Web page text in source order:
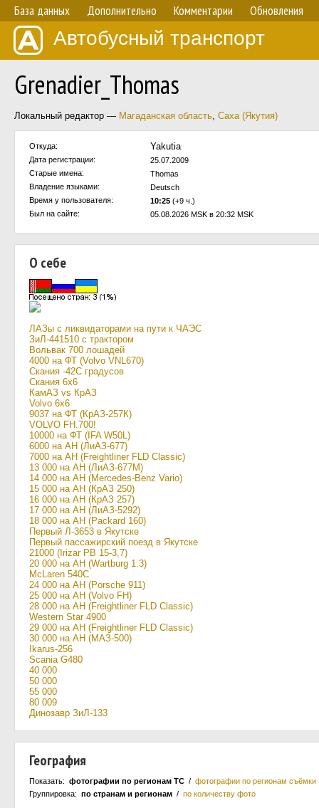
База данных Дополнительно Комментарии Обновления
Автобусный транспорт
Grenadier_Thomas
Локальный редактор — Магаданская область, Саха (Якутия)
Откуда: Yakutia
Дата регистрации:
25.07.2009
Старые имена:
Thomas
Владение языками:
Deutsch
Время у пользователя:
10:25 (+9 ч.)
Был на сайте:
05.08.2026 MSK в 20:32 MSK
О себе
ЛАЗы с ликвидаторами на пути к ЧАЭС
ЗиЛ-441510 с трактором
Вольвак 700 лошадей
4000 на ФТ (Volvo VNL670)
Скания -42С градусов
Скания 6х6
КамАЗ vs КрАЗ
Volvo 6x6
9037 на ФТ (КрАЗ-257К)
VOLVO FH.700!
10000 на ФТ (IFA W50L)
6000 на АН (ЛиАЗ-677)
7000 на АН (Freightliner FLD Classic)
13 000 на АН (ЛиАЗ-677М)
14 000 на АН (Mercedes-Benz Vario)
15 000 на АН (КрАЗ 250)
16 000 на АН (КрАЗ 257)
17 000 на АН (ЛиАЗ-5292)
18 000 на АН (Packard 160)
Первый Л-3653 в Якутске
Первый пассажирский поезд в Якутске
21000 (Irizar PB 15-3,7)
20 000 на АН (Wartburg 1.3)
McLaren 540C
24 000 на АН (Porsche 911)
25 000 на АН (Volvo FH)
28 000 на АН (Freightliner FLD Classic)
Western Star 4900
29 000 на АН (Freightliner FLD Classic)
30 000 на АН (МАЗ-500)
Ikarus-256
Scania G480
40 000
50 000
55 000
80 009
Динозавр ЗиЛ-133
География
Показать: фотографии по регионам ТС / фотографии по регионам съёмки
Группировка: по странам и регионам / по количеству фото